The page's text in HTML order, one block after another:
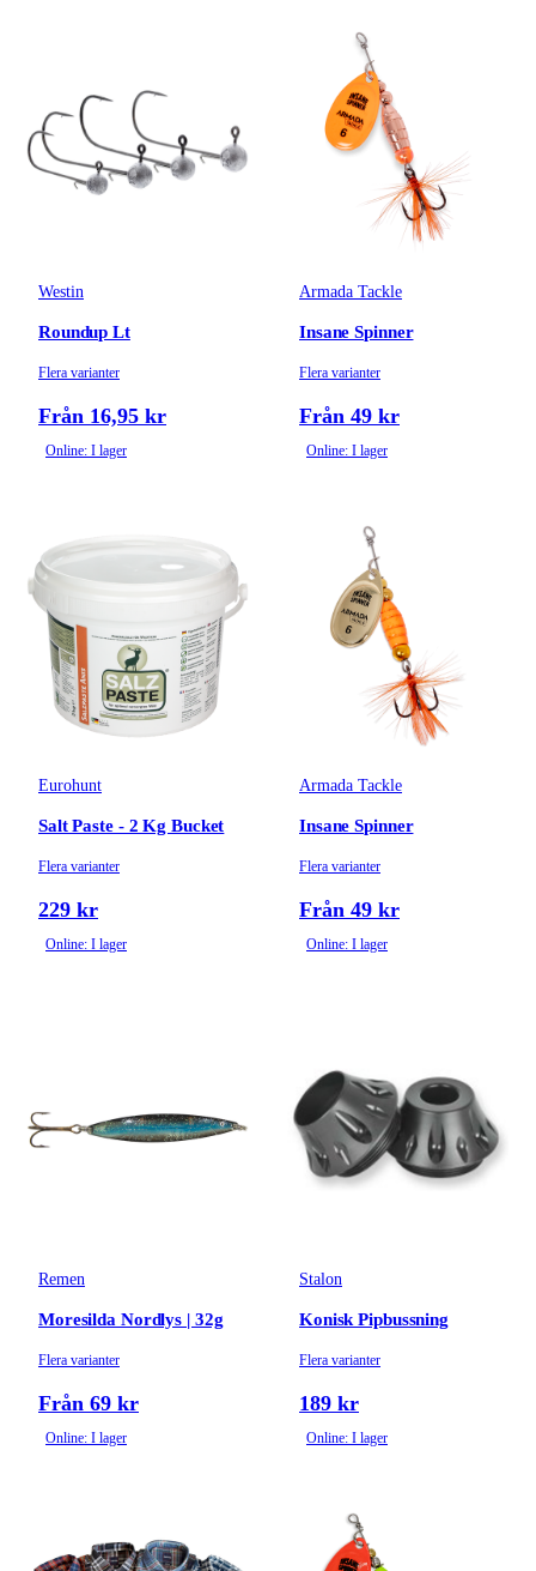
Westin
Roundup Lt
Flera varianter
Från 16,95 kr
Online: I lager
Armada Tackle
Insane Spinner
Flera varianter
Från 49 kr
Online: I lager
Eurohunt
Salt Paste - 2 Kg Bucket
Flera varianter
229 kr
Online: I lager
Armada Tackle
Insane Spinner
Flera varianter
Från 49 kr
Online: I lager
Remen
Moresilda Nordlys | 32g
Flera varianter
Från 69 kr
Online: I lager
Stalon
Konisk Pipbussning
Flera varianter
189 kr
Online: I lager